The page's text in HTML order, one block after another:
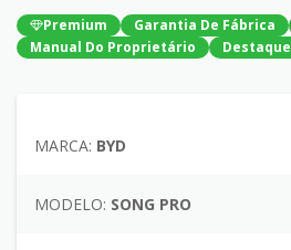
Premium Garantia De Fábrica
Manual Do Proprietário
Destaque
MARCA: BYD
MODELO: SONG PRO